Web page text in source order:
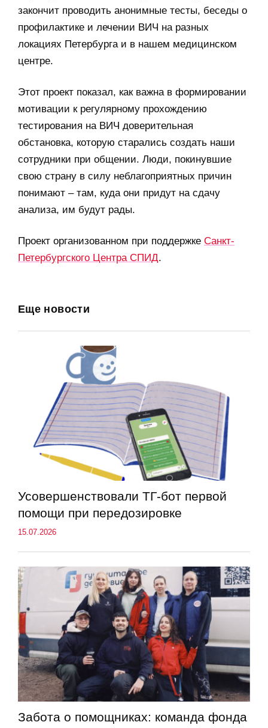
закончит проводить анонимные тесты, беседы о
профилактике и лечении ВИЧ на разных
локациях Петербурга и в нашем медицинском
центре.
Этот проект показал, как важна в формировании
мотивации к регулярному прохождению
тестирования на ВИЧ доверительная
обстановка, которую старались создать наши
сотрудники при общении. Люди, покинувшие
свою страну в силу неблагоприятных причин
понимают – там, куда они придут на сдачу
анализа, им будут рады.
Проект организованном при поддержке Санкт-
Петербургского Центра СПИД.
Еще новости
Усовершенствовали ТГ-бот первой
помощи при передозировке
15.07.2026
Забота о помощниках: команда фонда